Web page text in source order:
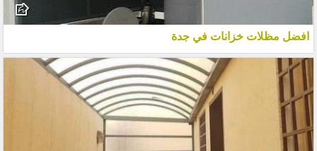
افضل مظلات خزانات في جدة